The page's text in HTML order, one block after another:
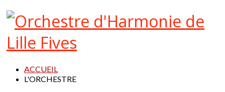
ACCUEIL
L'ORCHESTRE